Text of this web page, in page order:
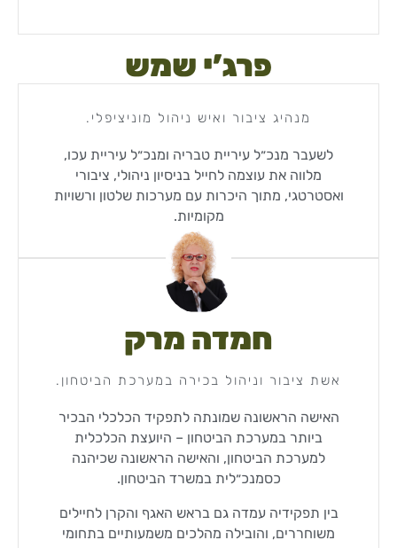
פרג’י שמש
מנהיג ציבור ואיש ניהול מוניציפלי.
לשעבר מנכ״ל עיריית טבריה ומנכ״ל עיריית עכו,
מלווה את עוצמה לחייל בניסיון ניהולי, ציבורי
ואסטרטגי, מתוך היכרות עם מערכות שלטון ורשויות
מקומיות.
חמדה מרק​
אשת ציבור וניהול בכירה במערכת הביטחון.
האישה הראשונה שמונתה לתפקיד הכלכלי הבכיר
ביותר במערכת הביטחון – היועצת הכלכלית
למערכת הביטחון, והאישה הראשונה שכיהנה
כסמנכ״לית במשרד הביטחון.
בין תפקידיה עמדה גם בראש האגף והקרן לחיילים
משוחררים, והובילה מהלכים משמעותיים בתחומי